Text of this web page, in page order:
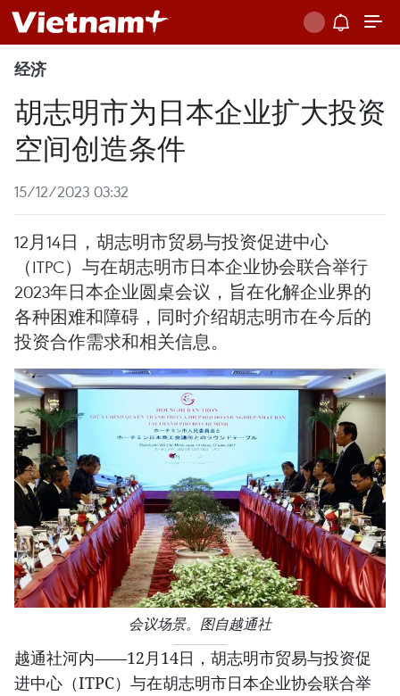
经济
胡志明市为日本企业扩大投资
空间创造条件
15/12/2023 03:32
12月14日，胡志明市贸易与投资促进中心
（ITPC）与在胡志明市日本企业协会联合举行
2023年日本企业圆桌会议，旨在化解企业界的
各种困难和障碍，同时介绍胡志明市在今后的
投资合作需求和相关信息。
会议场景。图自越通社
越通社河内——12月14日，胡志明市贸易与投资促
进中心（ITPC）与在胡志明市日本企业协会联合举